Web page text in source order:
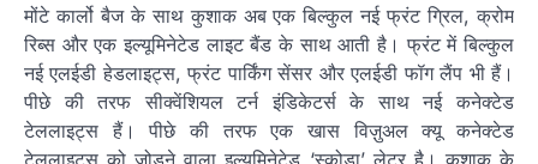
मोंटे कार्लो बैज के साथ कुशाक अब एक बिल्कुल नई फ्रंट ग्रिल, क्रोम
रिब्स और एक इल्यूमिनेटेड लाइट बैंड के साथ आती है। फ्रंट में बिल्कुल
नई एलईडी हेडलाइट्स, फ्रंट पार्किंग सेंसर और एलईडी फॉग लैंप भी हैं।
पीछे की तरफ सीक्वेंशियल टर्न इंडिकेटर्स के साथ नई कनेक्टेड
टेललाइट्स हैं। पीछे की तरफ एक खास विज़ुअल क्यू कनेक्टेड
टेललाइट्स को जोड़ने वाला इल्यूमिनेटेड ‘स्कोडा’ लेटर है। कुशाक के